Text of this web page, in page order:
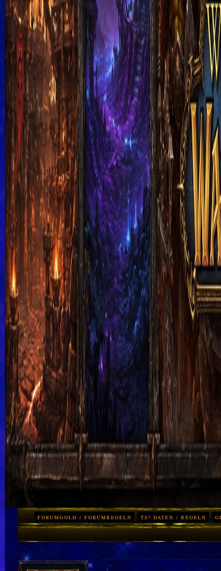
FORUMGOLD / FORUMREGELN TS³ DATEN / REGELN